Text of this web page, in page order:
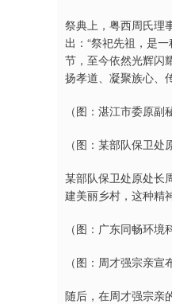
祭典上，粤西周氏理
出：“祭祀先祖，是
节，至今依然光辉闪
扬孝道、凝聚族心、
（图：湛江市委原
（图：某部队保卫处
某部队保卫处原处长
建美丽乡村，这种精
（图：广东同畅环境
（图：周才强宗亲宣
随后，在周才强宗亲